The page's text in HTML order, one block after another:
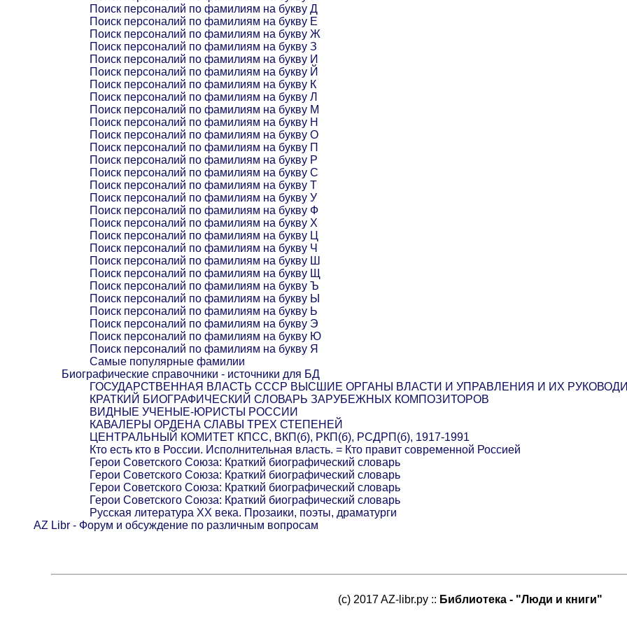
Поиск персоналий по фамилиям на букву Д
Поиск персоналий по фамилиям на букву Е
Поиск персоналий по фамилиям на букву Ж
Поиск персоналий по фамилиям на букву З
Поиск персоналий по фамилиям на букву И
Поиск персоналий по фамилиям на букву Й
Поиск персоналий по фамилиям на букву К
Поиск персоналий по фамилиям на букву Л
Поиск персоналий по фамилиям на букву М
Поиск персоналий по фамилиям на букву Н
Поиск персоналий по фамилиям на букву О
Поиск персоналий по фамилиям на букву П
Поиск персоналий по фамилиям на букву Р
Поиск персоналий по фамилиям на букву С
Поиск персоналий по фамилиям на букву Т
Поиск персоналий по фамилиям на букву У
Поиск персоналий по фамилиям на букву Ф
Поиск персоналий по фамилиям на букву Х
Поиск персоналий по фамилиям на букву Ц
Поиск персоналий по фамилиям на букву Ч
Поиск персоналий по фамилиям на букву Ш
Поиск персоналий по фамилиям на букву Щ
Поиск персоналий по фамилиям на букву Ъ
Поиск персоналий по фамилиям на букву Ы
Поиск персоналий по фамилиям на букву Ь
Поиск персоналий по фамилиям на букву Э
Поиск персоналий по фамилиям на букву Ю
Поиск персоналий по фамилиям на букву Я
Самые популярные фамилии
Биографические справочники - источники для БД
ГОСУДАРСТВЕННАЯ ВЛАСТЬ СССР ВЫСШИЕ ОРГАНЫ ВЛАСТИ И УПРАВЛЕНИЯ И ИХ
КРАТКИЙ БИОГРАФИЧЕСКИЙ СЛОВАРЬ ЗАРУБЕЖНЫХ КОМПОЗИТОРОВ
ВИДНЫЕ УЧЕНЫЕ-ЮРИСТЫ РОССИИ
КАВАЛЕРЫ ОРДЕНА СЛАВЫ ТРЕХ СТЕПЕНЕЙ
ЦЕНТРАЛЬНЫЙ КОМИТЕТ КПСС, ВКП(б), РКП(б), РСДРП(б), 1917-1991
Кто есть кто в России. Исполнительная власть. = Кто правит современной Россией
Герои Советского Союза: Краткий биографический словарь
Герои Советского Союза: Краткий биографический словарь
Герои Советского Союза: Краткий биографический словарь
Герои Советского Союза: Краткий биографический словарь
Русская литература XX века. Прозаики, поэты, драматурги
AZ Libr - Форум и обсуждение по различным вопросам
(c) 2017 AZ-libr.ру :: Библиотека - "Люди и книги"